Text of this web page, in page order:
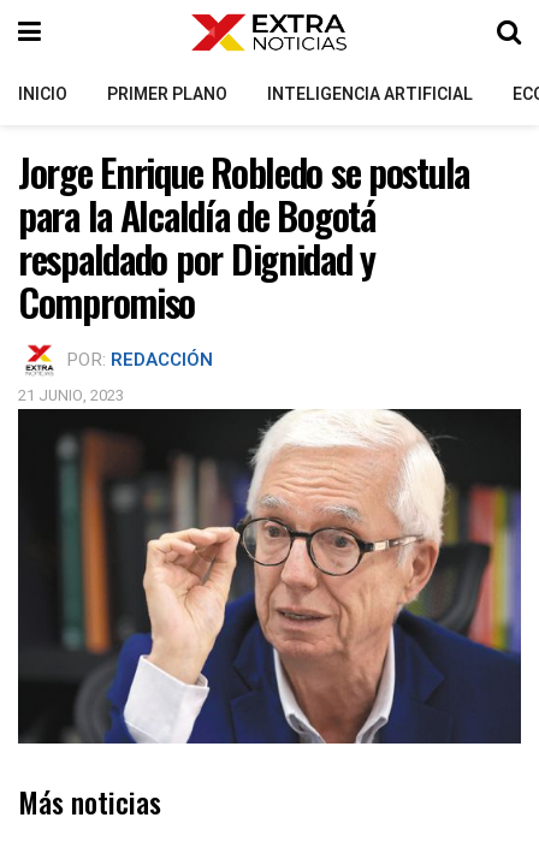
INICIO PRIMER PLANO INTELIGENCIA ARTIFICIAL
Jorge Enrique Robledo se postula
para la Alcaldía de Bogotá
respaldado por Dignidad y
Compromiso
POR: REDACCIÓN
21 JUNIO, 2023
Más noticias